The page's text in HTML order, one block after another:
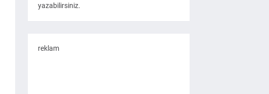
yazabilirsiniz.
reklam